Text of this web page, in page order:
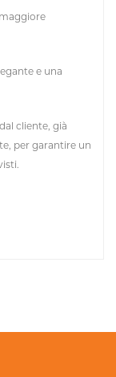
e una
cliente, già
per garantire un